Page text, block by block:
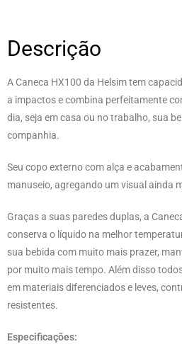
Descrição
A Caneca HX100 da Helsim tem
a impactos e combina perfeitamente
dia, seja em casa ou no trabalho, sua
companhia.
Seu copo externo com alça e
manuseio, agregando um visual ainda
Graças a suas paredes duplas, a
conserva o líquido na melhor
sua bebida com muito mais prazer,
por muito mais tempo. Além disso
em materiais diferenciados e leves,
resistentes.
Especificações: